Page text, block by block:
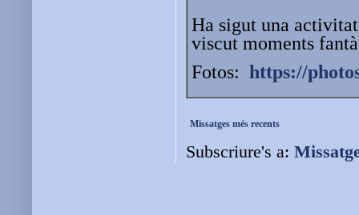
Ha sigut una
viscut moments
Fotos: https://
Missatges més recents
Subscriure's a: